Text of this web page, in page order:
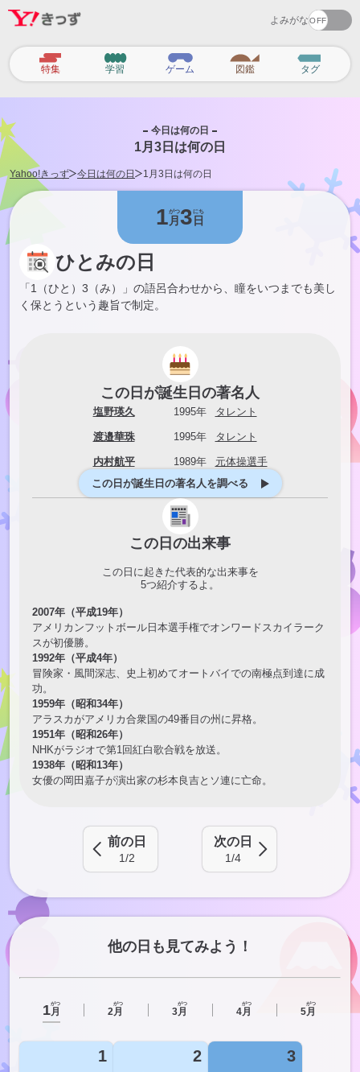
よみがな
カ
テ
リ
特集 学習 ゲーム 図鑑 タグ
今日は何の日
1月3日は何の日
Yahoo!きっず 今日は何の日 1月3日は何の日
1 月
がつ3 日
にち
ひとみの日
「1（ひと）3（み）」の語呂合わせから、瞳をいつまでも美し
く保とうという趣旨で制定。
この日が誕生日の著名人
塩野瑛久 1995年 タレント
渡邉華珠 1995年 タレント
内村航平 1989年
元体操選手
この日が誕生日の著名人を調べる
この日の出来事
この日に起きた代表的な出来事を
5つ紹介するよ。
2007年（平成19年）
アメリカンフットボール日本選手権でオンワードスカイラーク
スが初優勝。
1992年（平成4年）
冒険家・風間深志、史上初めてオートバイでの南極点到達に成
功。
1959年（昭和34年）
アラスカがアメリカ合衆国の49番目の州に昇格。
1951年（昭和26年）
NHKがラジオで第1回紅白歌合戦を放送。
1938年（昭和13年）
女優の岡田嘉子が演出家の杉本良吉とソ連に亡命。
前の日
1/2
次の日
1/4
他の日も見てみよう！
1月
がつ
2月
がつ
3月
がつ
4月
がつ
5月
がつ
1 2 3